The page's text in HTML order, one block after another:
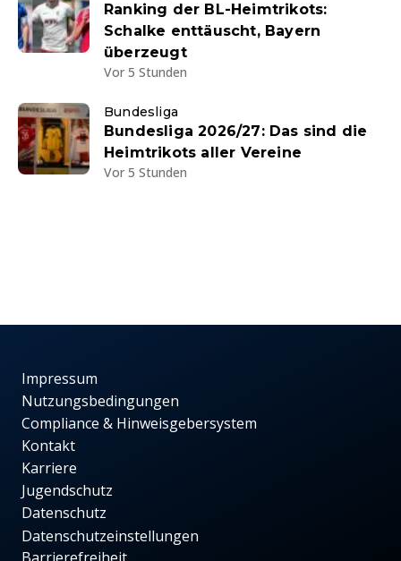
Ranking der BL-Heimtrikots:
Schalke enttäuscht, Bayern
überzeugt
Vor 5 Stunden
Bundesliga
Bundesliga 2026/27: Das sind die
Heimtrikots aller Vereine
Vor 5 Stunden
Impressum
Nutzungsbedingungen
Compliance & Hinweisgebersystem
Kontakt
Karriere
Jugendschutz
Datenschutz
Datenschutzeinstellungen